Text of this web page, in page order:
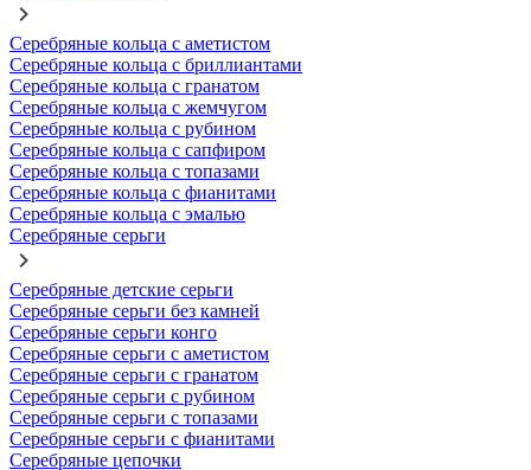
Серебряные кольца с аметистом
Серебряные кольца с бриллиантами
Серебряные кольца с гранатом
Серебряные кольца с жемчугом
Серебряные кольца с рубином
Серебряные кольца с сапфиром
Серебряные кольца с топазами
Серебряные кольца с фианитами
Серебряные кольца с эмалью
Серебряные серьги
Серебряные детские серьги
Серебряные серьги без камней
Серебряные серьги конго
Серебряные серьги с аметистом
Серебряные серьги с гранатом
Серебряные серьги с рубином
Серебряные серьги с топазами
Серебряные серьги с фианитами
Серебряные цепочки